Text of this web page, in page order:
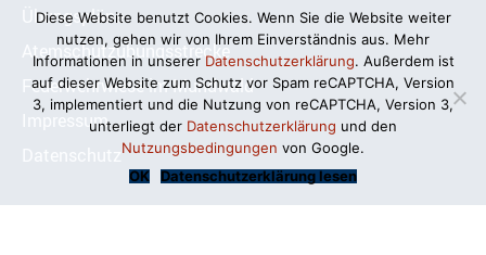
Übungspläne
Atemschutzübungsstrecke
Feuerwehrwiese im Mundwald
Impressum
Diese Website benutzt Cookies. Wenn Sie die Website weiter
nutzen, gehen wir von Ihrem Einverständnis aus. Mehr
Informationen in unserer Datenschutzerklärung. Außerdem ist
auf dieser Website zum Schutz vor Spam reCAPTCHA, Version
3, implementiert und die Nutzung von reCAPTCHA, Version 3,
unterliegt der Datenschutzerklärung und den
Nutzungsbedingungen von Google.
OK
Datenschutzerklärung lesen